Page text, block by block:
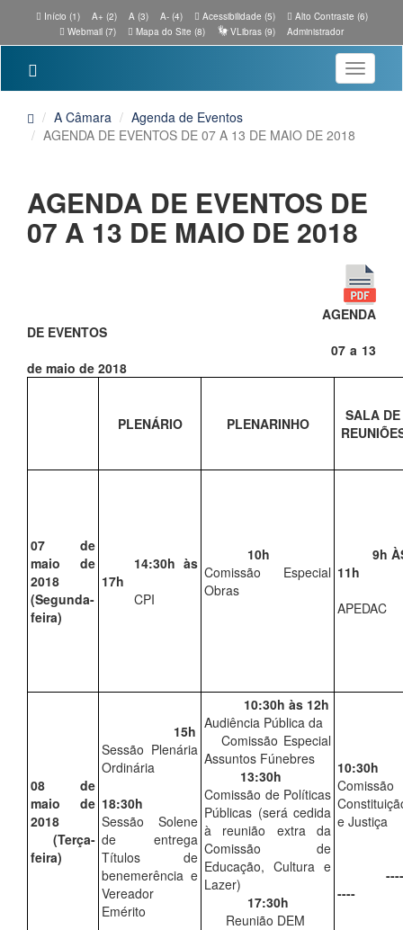
Início (1) A+ (2) A (3) A- (4) Acessibilidade (5)
Alto Contraste (6)
Webmail (7)
Mapa do Site (8) VLibras (9) Administrador
Toggle
A Câmara
Agenda de Eventos
AGENDA DE EVENTOS DE 07 A 13 DE MAIO DE 2018
AGENDA DE EVENTOS DE
07 A 13 DE MAIO DE 2018
AGENDA
DE EVENTOS
07 a 13
de maio de 2018
PLENÁRIO PLENARINHO
SALA DE
07 de
maio de
2018
(Segunda-
feira)
14:30h às
17h
CPI
10h
Comissão Especial
Obras
9h
11h
APEDAC
08 de
maio de
2018
(Terça-
feira)
15h
Sessão Plenária
Ordinária
18:30h
Sessão Solene
de entrega
Títulos de
benemerência e
Vereador
Emérito
10:30h às 12h
Audiência Pública da
Comissão Especial
Assuntos Fúnebres
13:30h
Comissão de Políticas
Públicas (será cedida
à reunião extra da
Comissão de
Educação, Cultura e
Lazer)
17:30h
Reunião DEM
10:30h
Comissão
e Justiça
----